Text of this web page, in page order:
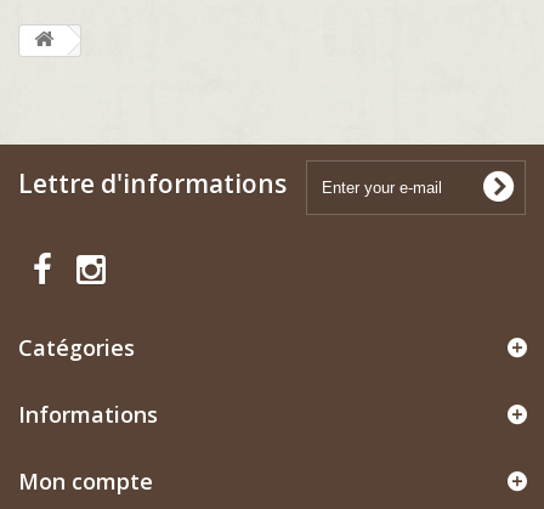
Lettre d'informations
Catégories
Informations
Mon compte